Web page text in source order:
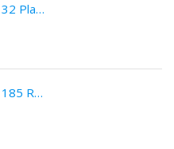
BNP Paribas Aix-Les-Bains 32 Place Clémenceau
BNP Paribas Aix-Les-Bains 185 Rue Du Casino